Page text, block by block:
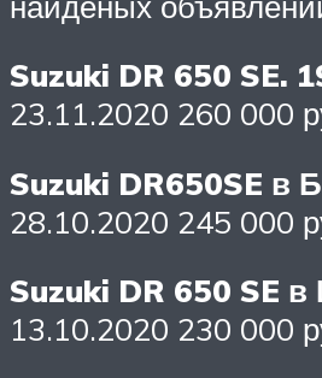
Suzuki DR 650 SE.
23.11.2020 260 000
Suzuki DR650SE в
28.10.2020 245 000
Suzuki DR 650 SE
13.10.2020 230 000